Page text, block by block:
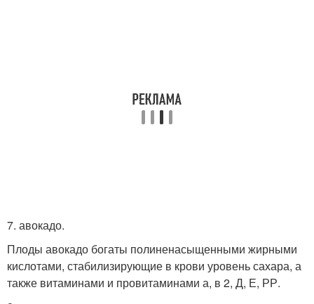
7. авокадо.
Плоды авокадо богаты полиненасыщенными жирными
кислотами, стабилизирующие в крови уровень сахара, а
также витаминами и провитаминами а, в 2, Д, Е, РР.